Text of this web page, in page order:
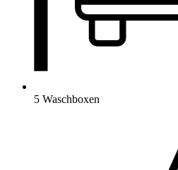
5 Waschboxen